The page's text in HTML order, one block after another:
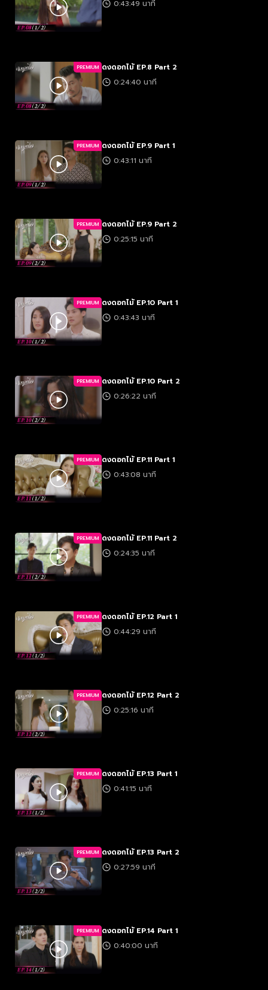
0:43:49 นาที
PREMIUM ดงดอกไม้ EP.8 Part 2
0:24:40 นาที
PREMIUM ดงดอกไม้ EP.9 Part 1
0:43:11 นาที
PREMIUM ดงดอกไม้ EP.9 Part 2
0:25:15 นาที
PREMIUM ดงดอกไม้ EP.10 Part 1
0:43:43 นาที
PREMIUM ดงดอกไม้ EP.10 Part 2
0:26:22 นาที
PREMIUM ดงดอกไม้ EP.11 Part 1
0:43:08 นาที
PREMIUM ดงดอกไม้ EP.11 Part 2
0:24:35 นาที
PREMIUM ดงดอกไม้ EP.12 Part 1
0:44:29 นาที
PREMIUM ดงดอกไม้ EP.12 Part 2
0:25:16 นาที
PREMIUM ดงดอกไม้ EP.13 Part 1
0:41:15 นาที
PREMIUM ดงดอกไม้ EP.13 Part 2
0:27:59 นาที
PREMIUM ดงดอกไม้ EP.14 Part 1
0:40:00 นาที